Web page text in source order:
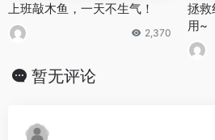
上班敲木鱼，一天不生气！
2,370
拯救
用~
暂无评论